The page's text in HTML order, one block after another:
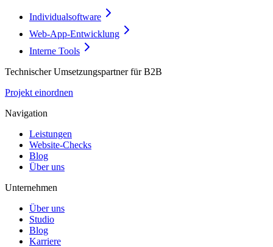
Individualsoftware
Web-App-Entwicklung
Interne Tools
Technischer Umsetzungspartner für B2B
Projekt einordnen
Navigation
Leistungen
Website-Checks
Blog
Über uns
Unternehmen
Über uns
Studio
Blog
Karriere